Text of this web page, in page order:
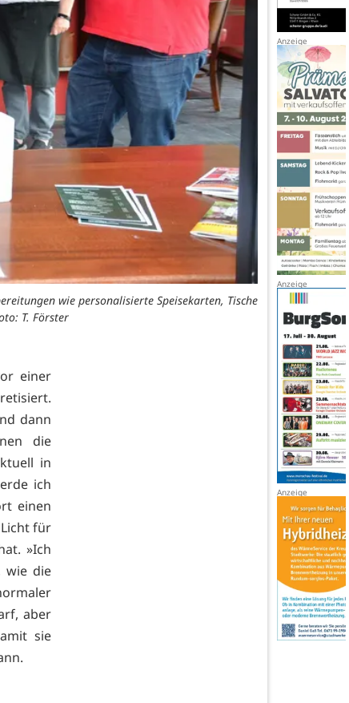
wie personalisierte Speisekarten, Tische
T. Förster
einer
dann
die
in
ich
einen
für
»Ich
wie die
aber
sie